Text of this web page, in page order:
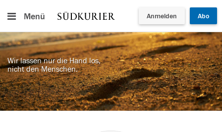
Menü Anmelden Abo
Wir lassen nur die Hand los,
nicht den Menschen.